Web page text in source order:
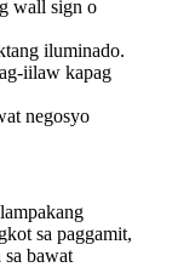
wall sign o
iluminado.
iilaw kapag
negosyo
sa paggamit,
sa bawat